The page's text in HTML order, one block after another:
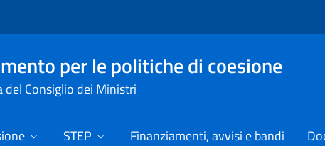
per le politiche di coesione
del Consiglio dei Ministri
STEP Finanziamenti, avvisi e bandi